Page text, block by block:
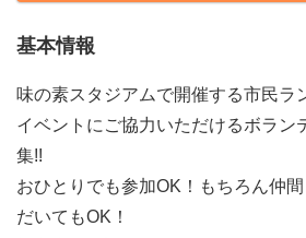
基本情報
味の素スタジアムで開催する市民ラ
イベントにご協力いただけるボラン
集!!
おひとりでも参加OK！もちろん仲
だいてもOK！